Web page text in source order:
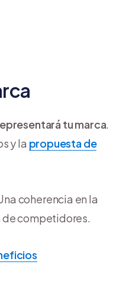
tu marca.
y la propuesta de
coherencia en la
de competidores.